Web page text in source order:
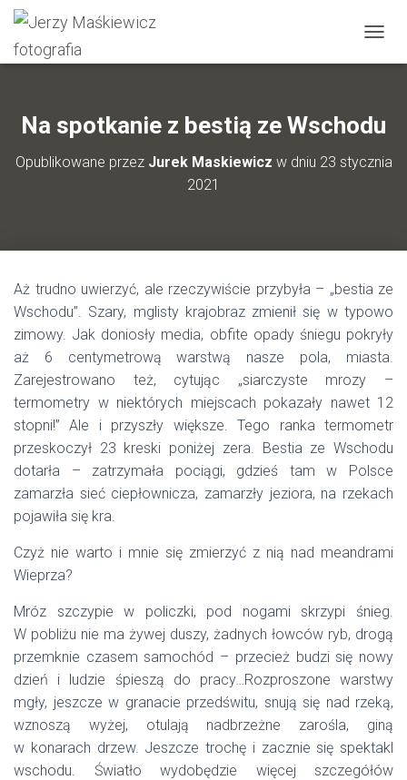
R
Ą
Z
G
C
Na spotkanie z bestią ze Wschodu
Opublikowane przez Jurek Maskiewicz w dniu 23 stycznia
2021
Aż trudno uwierzyć, ale rzeczywiście przybyła – „bestia ze
Wschodu”. Szary, mglisty krajobraz zmienił się w typowo
zimowy. Jak doniosły media, obfite opady śniegu pokryły
aż 6 centymetrową warstwą nasze pola, miasta.
Zarejestrowano też, cytując „siarczyste mrozy –
termometry w niektórych miejscach pokazały nawet 12
stopni!” Ale i przyszły większe. Tego ranka termometr
przeskoczył 23 kreski poniżej zera. Bestia ze Wschodu
dotarła – zatrzymała pociągi, gdzieś tam w Polsce
zamarzła sieć ciepłownicza, zamarzły jeziora, na rzekach
pojawiła się kra.
Czyż nie warto i mnie się zmierzyć z nią nad meandrami
Wieprza?
Mróz szczypie w policzki, pod nogami skrzypi śnieg.
W pobliżu nie ma żywej duszy, żadnych łowców ryb, drogą
przemknie czasem samochód – przecież budzi się nowy
dzień i ludzie śpieszą do pracy…Rozproszone warstwy
mgły, jeszcze w granacie przedświtu, snują się nad rzeką,
wznoszą wyżej, otulają nadbrzeżne zarośla, giną
w konarach drzew. Jeszcze trochę i zacznie się spektakl
wschodu. Światło wydobędzie więcej szczegółów